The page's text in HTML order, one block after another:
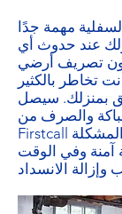
مهمة جدًا
عند حدوث أي
تصريف أرضي
تخاطر بالكثير
بمنزلك. سيصل
والصرف من
Firstcall إلى الموقع لتقييم المشكلة
آمنة وفي الوقت